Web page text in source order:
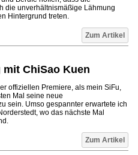
die unverhältnismäßige Lähmung
Hintergrund treten.
Zum Artikel
ChiSao Kuen
offiziellen Premiere, als mein SiFu,
Mal seine neue
sein. Umso gespannter erwartete ich
wo das nächste Mal
Zum Artikel